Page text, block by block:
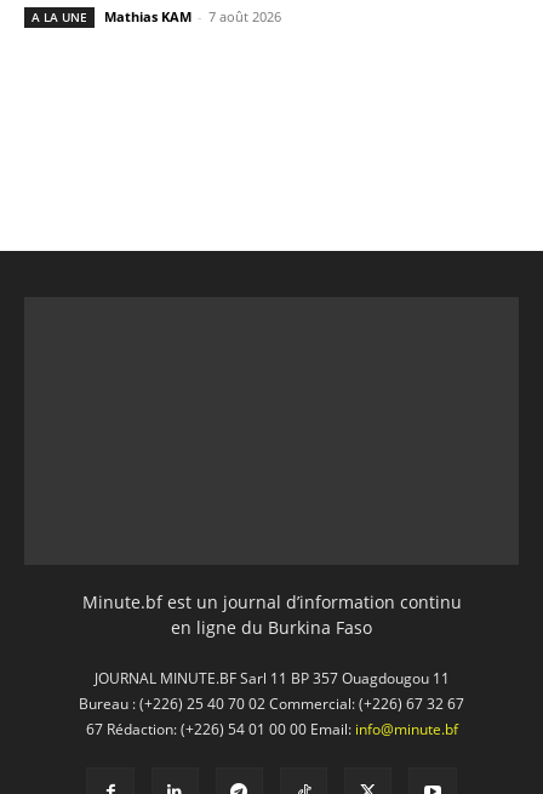
A LA UNE Mathias KAM - 7 août 2026
Minute.bf est un journal d’information continu
en ligne du Burkina Faso
JOURNAL MINUTE.BF Sarl 11 BP 357 Ouagdougou 11
Bureau : (+226) 25 40 70 02 Commercial: (+226) 67 32 67
67 Rédaction: (+226) 54 01 00 00 Email: info@minute.bf